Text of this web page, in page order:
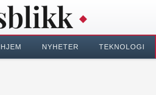
HJEM NYHETER TEKNOLOGI